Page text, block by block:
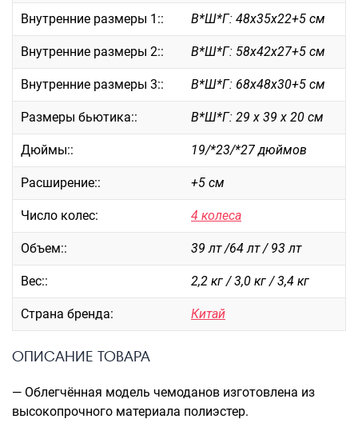
Пилоты на колесах
Рюкзаки детские для детских
чемоданов
Бьюти-кейсы
Саквояжи
Распродажа
Сумки деловые
Сумки поясные
Сумки пляжные
Сумки для ноутбуков
Сумки-тележки хозяйственные
Сумки-рюкзаки на колёсах
Рюкзаки городские
Рюкзаки школьные
Внутренние размеры 1:: В*Ш*Г: 48х35х22+5 см
Внутренние размеры 2:: В*Ш*Г: 58х42х27+5 см
Внутренние размеры 3:: В*Ш*Г: 68х48х30+5 см
Размеры бьютика:: В*Ш*Г: 29 х 39 х 20 см
Дюймы:: 19/*23/*27 дюймов
Расширение:: +5 см
Число колес: 4 колеса
Объем:: 39 лт /64 лт / 93 лт
Вес:: 2,2 кг / 3,0 кг / 3,4 кг
Страна бренда: Китай
ОПИСАНИЕ ТОВАРА
— Облегчённая модель чемоданов изготовлена из
высокопрочного материала полиэстер.